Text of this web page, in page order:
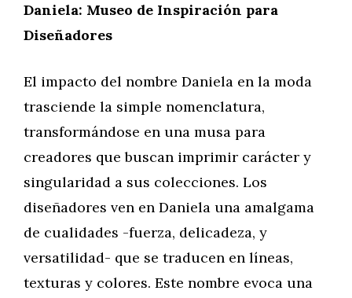
Daniela: Museo de Inspiración para
Diseñadores
El impacto del nombre Daniela en la moda
trasciende la simple nomenclatura,
transformándose en una musa para
creadores que buscan imprimir carácter y
singularidad a sus colecciones. Los
diseñadores ven en Daniela una amalgama
de cualidades -fuerza, delicadeza, y
versatilidad- que se traducen en líneas,
texturas y colores. Este nombre evoca una